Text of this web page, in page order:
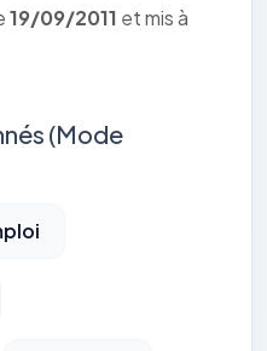
19/09/2011 et mis à
(Mode